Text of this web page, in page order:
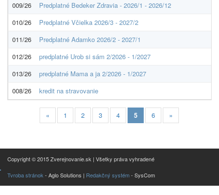
009/26
Predplatné Bedeker Zdravia - 2026/1 - 2026/12
010/26
Predplatné Včielka 2026/3 - 2027/2
011/26
Predplatné Adamko 2026/2 - 2027/1
012/26
predplatné Urob si sám 2/2026 - 1/2027
013/26
predplatné Mama a ja 2/2026 - 1/2027
008/26
kredit na stravovanie
« 1 2 3 4 5 6 »
Copyright © 2015 Zverejnovanie.sk | Všetky práva vyhradené
Tvroba stránok - Aglo Solutions | Redakčný systém- SysCom